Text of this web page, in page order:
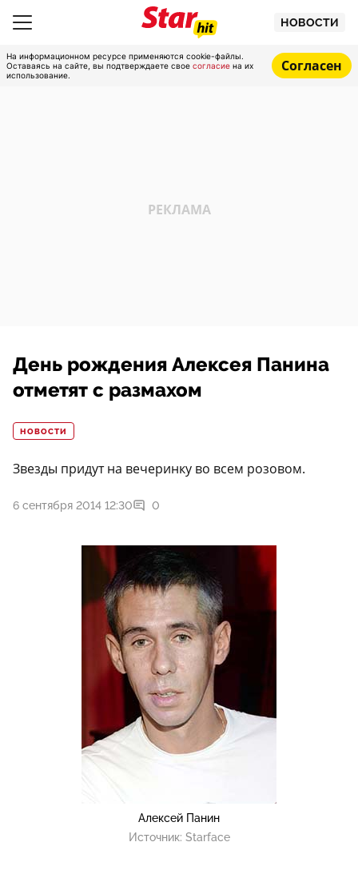
НОВОСТИ
На информационном ресурсе применяются cookie-файлы.
Оставаясь на сайте, вы подтверждаете свое согласие на их
использование.
Согласен
День рождения Алексея Панина
отметят с размахом
НОВОСТИ
Звезды придут на вечеринку во всем розовом.
6 сентября 2014 12:30 0
Алексей Панин
Источник: Starface